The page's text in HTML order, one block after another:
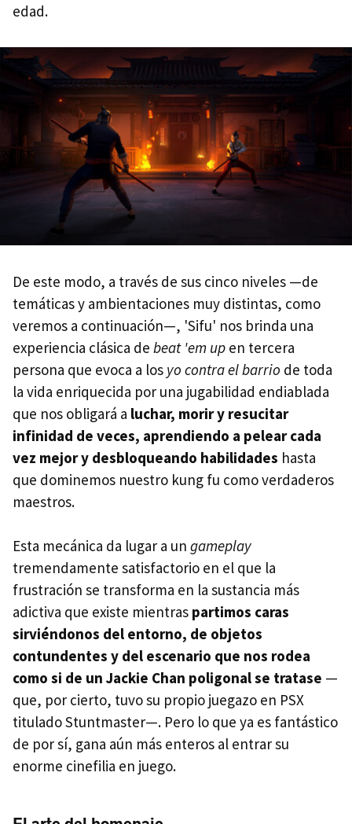
edad.
De este modo, a través de sus cinco niveles —de
temáticas y ambientaciones muy distintas, como
veremos a continuación—, 'Sifu' nos brinda una
experiencia clásica de beat 'em up en tercera
persona que evoca a los yo contra el barrio de toda
la vida enriquecida por una jugabilidad endiablada
que nos obligará a luchar, morir y resucitar
infinidad de veces, aprendiendo a pelear cada
vez mejor y desbloqueando habilidades hasta
que dominemos nuestro kung fu como verdaderos
maestros.
Esta mecánica da lugar a un gameplay
tremendamente satisfactorio en el que la
frustración se transforma en la sustancia más
adictiva que existe mientras partimos caras
sirviéndonos del entorno, de objetos
contundentes y del escenario que nos rodea
como si de un Jackie Chan poligonal se tratase —
que, por cierto, tuvo su propio juegazo en PSX
titulado Stuntmaster—. Pero lo que ya es fantástico
de por sí, gana aún más enteros al entrar su
enorme cinefilia en juego.